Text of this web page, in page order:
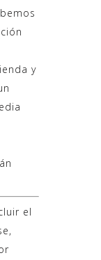
y
el